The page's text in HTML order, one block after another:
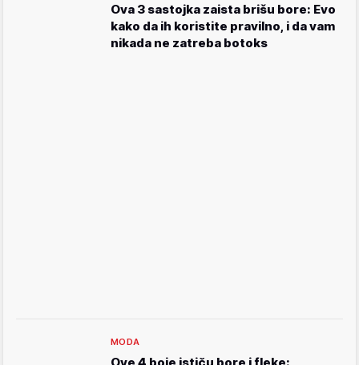
Ova 3 sastojka zaista brišu bore: Evo
kako da ih koristite pravilno, i da vam
nikada ne zatreba botoks
MODA